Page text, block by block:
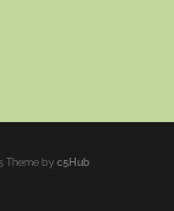
Theme by c5Hub